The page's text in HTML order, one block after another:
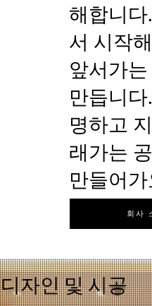
해합니
서 시작
앞서가
만듭니
명하고
래가는
만들어가
회사
디자인 및 시공